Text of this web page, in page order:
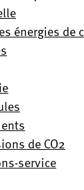
énergies de
de CO2
service